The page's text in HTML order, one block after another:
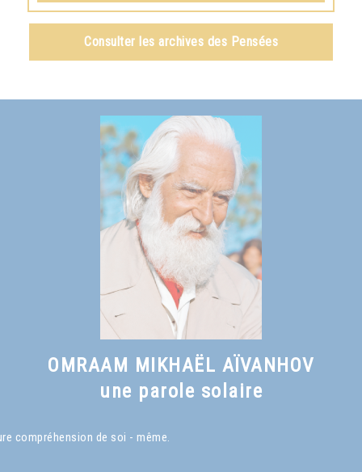
Voir le livreCréation artistique et création spirituelle,
Consulter les archives des Pensées
OMRAAM MIKHAËL AÏVANHOV
une parole solaire
compréhension de soi - même.